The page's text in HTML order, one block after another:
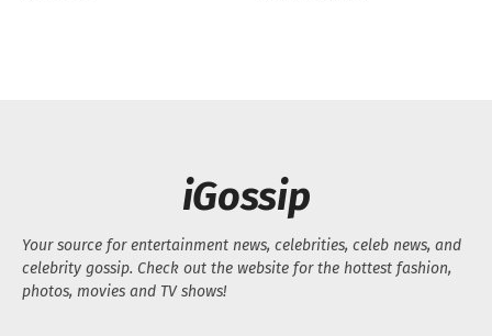
iGossip
Your source for entertainment news, celebrities, celeb news, and
celebrity gossip. Check out the website for the hottest fashion,
photos, movies and TV shows!